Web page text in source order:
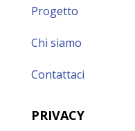
Progetto
Chi siamo
Contattaci
PRIVACY